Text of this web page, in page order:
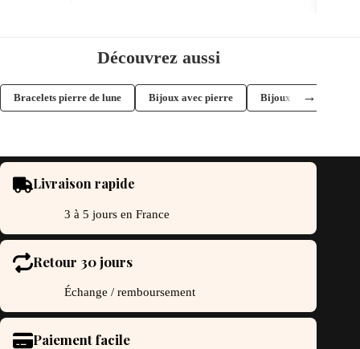
Découvrez aussi
Bracelets pierre de lune Bijoux avec pierre Bijoux pierre de lune
→
Livraison rapide
3 à 5 jours en France
Retour 30 jours
Échange / remboursement
Paiement facile